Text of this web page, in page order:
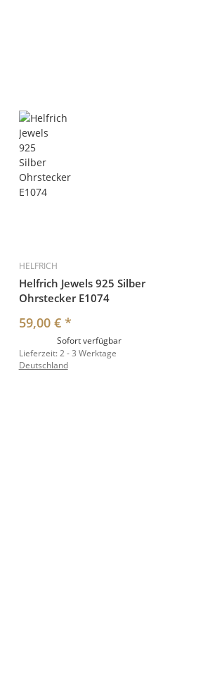
HELFRICH
Helfrich Jewels 925 Silber
Ohrstecker E1074
59,00 € *
Sofort verfügbar
Lieferzeit:2 - 3 Werktage
Deutschland